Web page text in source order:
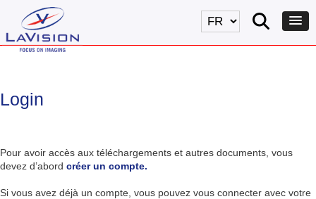
Login
Pour avoir accès aux téléchargements et autres documents, vous
devez d’abord créer un compte.
Si vous avez déjà un compte, vous pouvez vous connecter avec votre